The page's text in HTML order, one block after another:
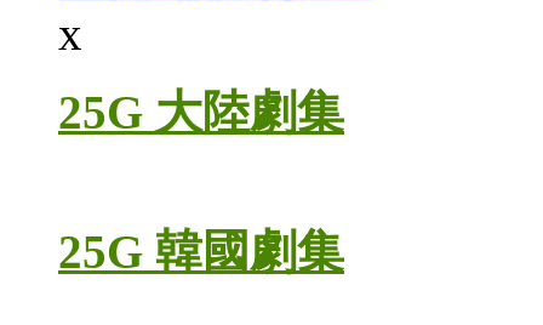
x
25G 大陸劇集
25G 韓國劇集